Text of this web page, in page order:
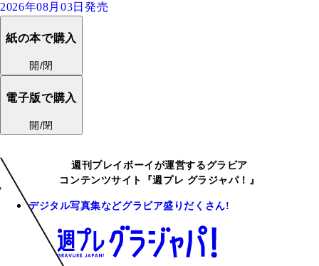
2026年08月03日発売
紙の本で購入
開/閉
電子版で購入
開/閉
週刊プレイボーイが運営するグラビア
コンテンツサイト『週プレ グラジャパ！』
デジタル写真集などグラビア盛りだくさん!